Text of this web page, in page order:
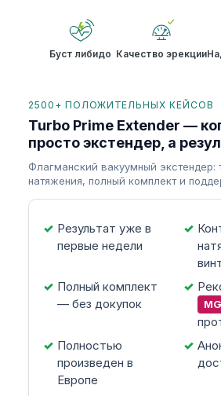
Буст либидо Качество эрекции
2500+ ПОЛОЖИТЕЛЬНЫХ КЕЙСОВ
Turbo Prime Extender —
просто экстендер, а
Флагманский вакуумный экстендер:
натяжения, полный комплект и
Результат уже в
первые недели
Полный комплект
— без докупок
Полностью
произведен в
Европе